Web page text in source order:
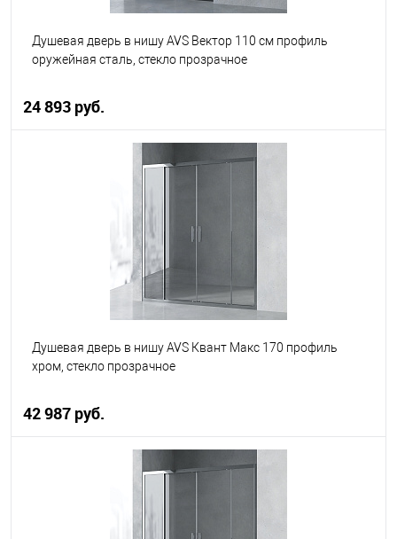
Душевая дверь в нишу AVS Вектор 110 см профиль
оружейная сталь, стекло прозрачное
24 893 руб.
В корзину
Душевая дверь в нишу AVS Квант Макс 170 профиль
хром, стекло прозрачное
42 987 руб.
В корзину